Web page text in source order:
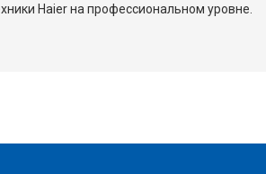
Haier на профессиональном уровне.